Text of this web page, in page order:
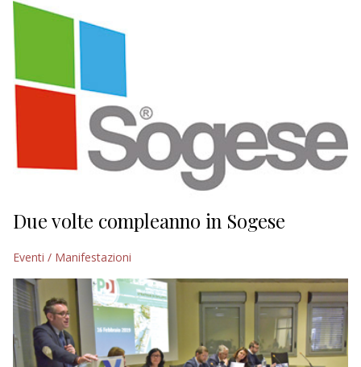
Due volte compleanno in Sogese
Eventi / Manifestazioni